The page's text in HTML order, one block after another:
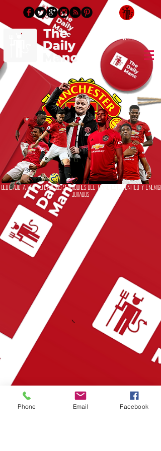
Inicia Sesión/
Dedicado a los verdaderos seguidores del Manchester United y
jurados
Phone Email Facebook